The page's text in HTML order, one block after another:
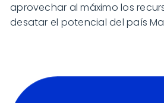
aprovechar al máximo los
desatar el potencial del país